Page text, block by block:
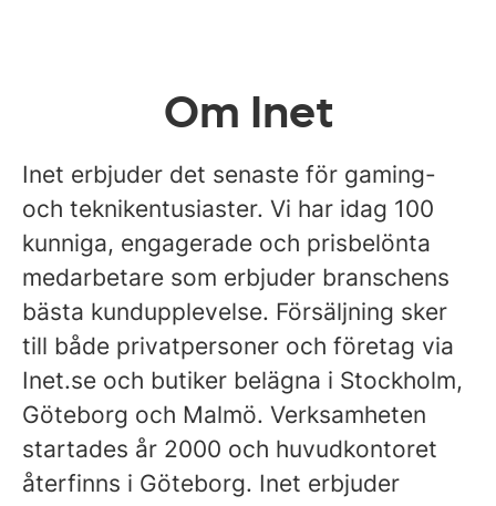
Om Inet
Inet erbjuder det senaste för gaming-
och teknikentusiaster. Vi har idag 100
kunniga, engagerade och prisbelönta
medarbetare som erbjuder branschens
bästa kundupplevelse. Försäljning sker
till både privatpersoner och företag via
Inet.se och butiker belägna i Stockholm,
Göteborg och Malmö. Verksamheten
startades år 2000 och huvudkontoret
återfinns i Göteborg. Inet erbjuder